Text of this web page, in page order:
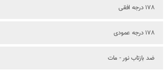
178 درجه افقی
178 درجه عمودی
ضد بازتاب نور - مات